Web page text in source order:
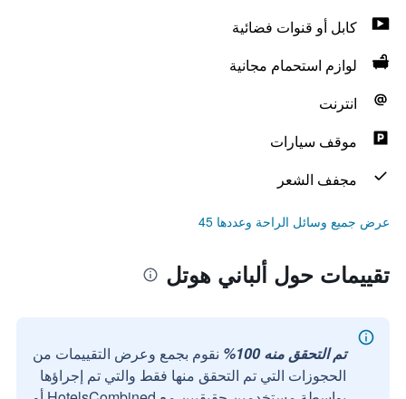
كابل أو قنوات فضائية
لوازم استحمام مجانية
انترنت
موقف سيارات
مجفف الشعر
عرض جميع وسائل الراحة وعددها 45
تقييمات حول ألباني هوتل
تم التحقق منه 100%
نقوم بجمع وعرض التقييمات من
الحجوزات التي تم التحقق منها فقط والتي تم إجراؤها